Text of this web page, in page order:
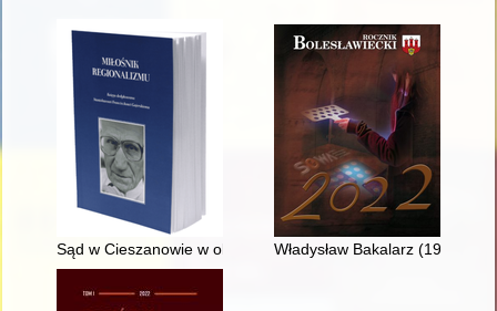
Sąd w Cieszanowie w okresie II Rzeczypospolitej
Władysław Bakalarz (1955-